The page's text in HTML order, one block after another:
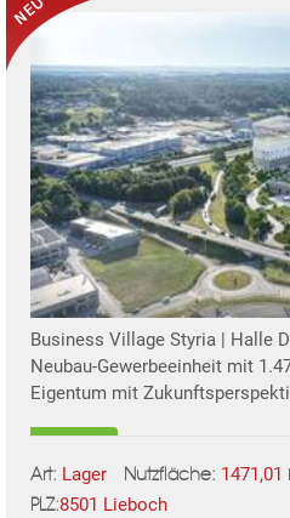
Business Village Styria | Halle
Neubau-Gewerbeeinheit mit
Eigentum mit
Art: Lager Nutzfläche: 1471,01
PLZ:8501 Lieboch